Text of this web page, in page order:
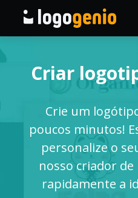
Gerador de logótipos
Ideias de logótipos
Produtos impressos
Sobre
Criar
Crie um
poucos minutos!
personalize o
nosso criador
rapidamente a